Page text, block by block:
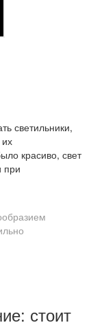
светильники,
красиво, свет
при
стоит